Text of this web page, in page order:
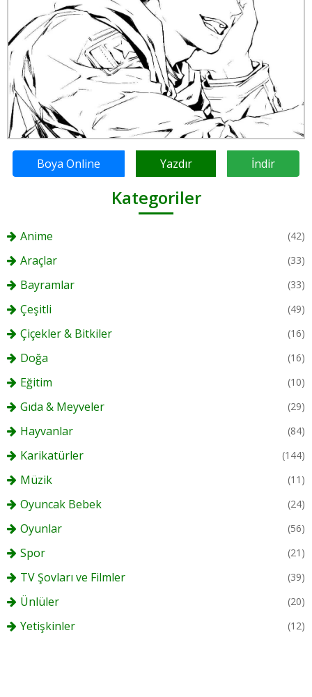
Boya Online Yazdır İndir
Kategoriler
Anime (42)
Araçlar (33)
Bayramlar (33)
Çeşitli (49)
Çiçekler & Bitkiler (16)
Doğa (16)
Eğitim (10)
Gıda & Meyveler (29)
Hayvanlar (84)
Karikatürler (144)
Müzik (11)
Oyuncak Bebek (24)
Oyunlar (56)
Spor (21)
TV Şovları ve Filmler (39)
Ünlüler (20)
Yetişkinler (12)